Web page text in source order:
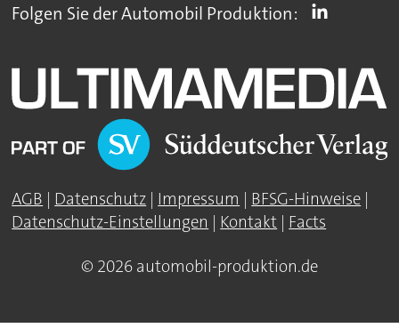
Folgen Sie der Automobil Produktion:
AGB | Datenschutz | Impressum | BFSG-Hinweise |
Datenschutz-Einstellungen | Kontakt | Facts
© 2026 automobil-produktion.de